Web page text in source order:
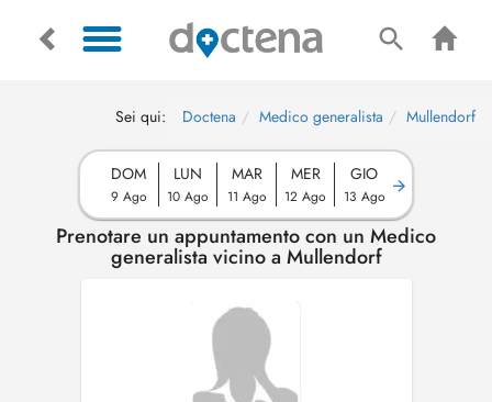
Sei qui: Doctena Medico generalista Mullendorf
DOM
9 Ago
LUN
10 Ago
MAR
11 Ago
MER
12 Ago
GIO
13 Ago
Prenotare un appuntamento con un Medico
generalista vicino a Mullendorf